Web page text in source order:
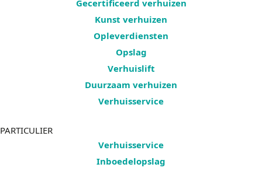
Gecertificeerd verhuizen
Kunst verhuizen
Opleverdiensten
Opslag
Verhuislift
Duurzaam verhuizen
Verhuisservice
PARTICULIER
Verhuisservice
Inboedelopslag